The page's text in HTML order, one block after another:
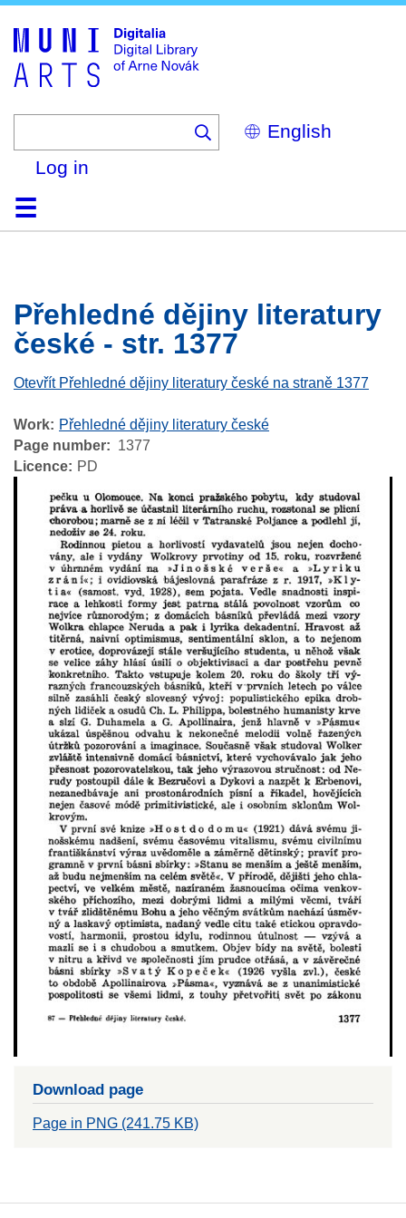
Select
your
Log in
HomeBrowse
Search
About
HelpContactDigitalia
Přehledné dějiny literatury
české - str. 1377
Otevřít Přehledné dějiny literatury české na straně 1377
Work
Přehledné dějiny literatury české
Page number
1377
Licence
PD
Download page
Page in PNG (241.75 KB)